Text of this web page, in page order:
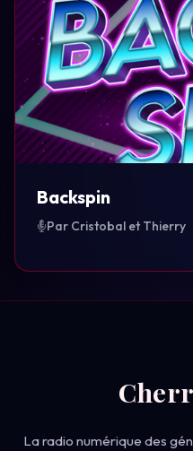
Backspin
Par Cristobal et Thierry
La radio numérique des